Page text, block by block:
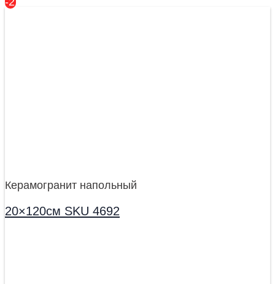
Керамогранит напольный
20×120см SKU 4692